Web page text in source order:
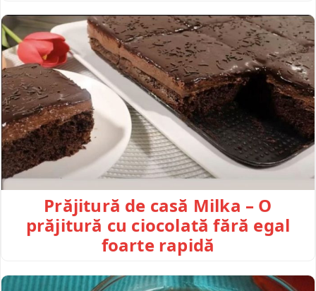
Prăjitură de casă Milka – O
prăjitură cu ciocolată fără egal
foarte rapidă